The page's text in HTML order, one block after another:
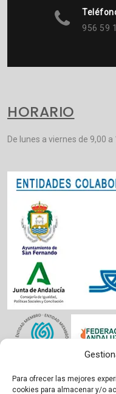
Para ofrecer las mejores
cookies para almacenar y/o
956 59
HORARIO
De lunes a viernes de 9,00 a
Aviso legal|Política de